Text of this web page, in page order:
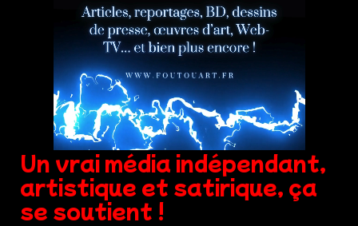
Un vrai média indépendant,
artistique et satirique, ça
se soutient !